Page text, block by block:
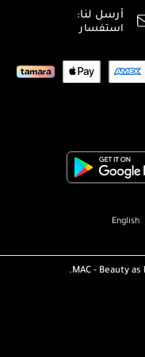
أرسل لنا:
استفسار
English